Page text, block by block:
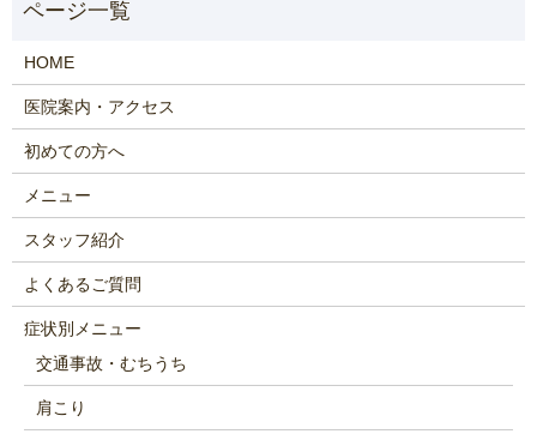
HOME
医院案内・アクセス
初めての方へ
メニュー
スタッフ紹介
よくあるご質問
症状別メニュー
交通事故・むちうち
肩こり